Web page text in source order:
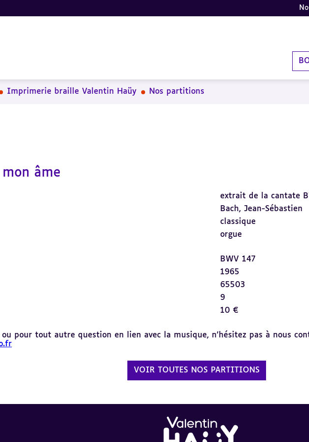
Imprimerie braille Valentin Haüy Nos partitions
âme
extrait de la cantate
Bach, Jean-Sébastien
classique
orgue
BWV 147
1965
65503
9
10 €
pour tout autre question en lien avec la musique, n’hésitez pas à nous
VOIR TOUTES NOS PARTITIONS